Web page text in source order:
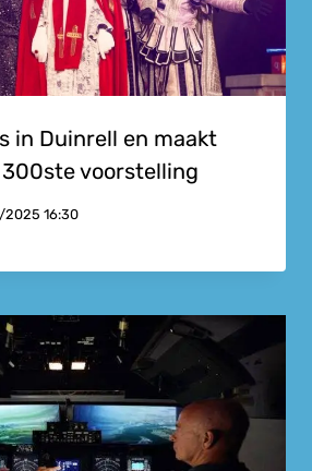
in Duinrell en maakt
voorstelling
2025 16:30